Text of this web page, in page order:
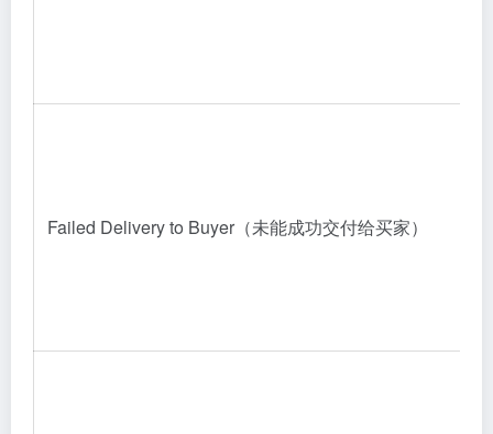
Failed Delivery to Buyer（未能成功交付给买家）